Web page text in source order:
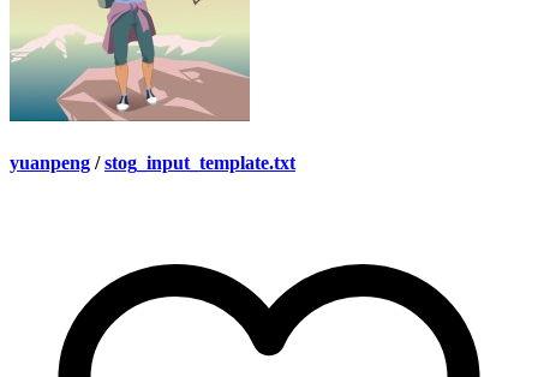
yuanpeng / stog_input_template.txt